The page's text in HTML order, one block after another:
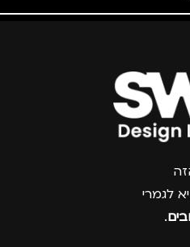
צרפו אותי למועדון
לגמרי
.